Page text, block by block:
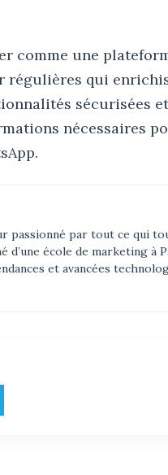
comme une
régulières qui
sécurisées
nécessaires
passionné par tout ce qui
d’une école de marketing à
et avancées